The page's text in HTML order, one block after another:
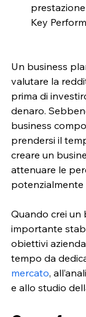
prestazione
Key
Un business
valutare la
prima di
denaro.
business
prendersi il
creare un
attenuare le
potenzialmente
Quando crei un
importante
obiettivi
tempo da
mercato,
e allo studio